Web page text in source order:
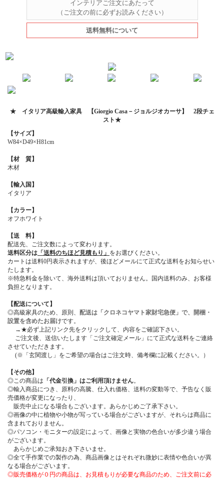
インテリアご注文にあたって
（ご注文の前に必ずお読みください）
送料無料について
★ イタリア高級輸入家具 【Giorgio Casa－ジョルジオカーサ】 2段チェ
スト★
【サイズ】
W84×D49×H81cm
【材 質】
木材
【輸入国】
イタリア
【カラー】
オフホワイト
【送 料】
配送先、ご注文数によって変わります。
送料区分は 「送料のちほど見積もり」 をお選びください。
カートは送料0円表示されますが、後ほどメールにて正式な送料をお知らせい
たします。
※特急料金を除いて、海外送料は頂いておりません。国内送料のみ、お客様
負担となります。
【配送について】
◎高級家具のため、原則、 配送は「クロネコヤマト家財宅急便」で、開梱・
設置を含めたお届けです。
→★必ず上記リンク先をクリックして、内容をご確認下さい。
ご注文後、送信いたします「ご注文確定メール」にて正式な送料をご連絡
させていただきます。
(※「玄関渡し」をご希望の場合はご注文時、備考欄に記載ください。）
【その他】
◎この商品は 「代金引換」はご利用頂けません。
◎輸入商品につき、原料の高騰、仕入れ価格、送料の変動等で、予告なく販
売価格が変更になったり、
販売中止になる場合もございます。あらかじめご了承下さい。
◎画像の中に植物や小物が写っている場合がございますが、それらは商品に
含まれておりません。
◎パソコン・モニターの設定によって、画像と実物の色合いが多少違う場合
がございます。
あらかじめご承知おき下さいませ。
◎全て手作業での製作の為、商品画像とはそれぞれ微妙に表情や色合いが異
なる場合がございます。
◎販売価格が０円の商品は、お見積もりが必要な商品のため、ご注文前に必